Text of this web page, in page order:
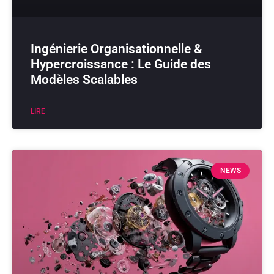
Ingénierie Organisationnelle &
Hypercroissance : Le Guide des
Modèles Scalables
LIRE
NEWS